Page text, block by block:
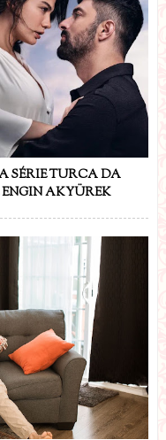
SÉRIE TURCA DA
AKYÜREK